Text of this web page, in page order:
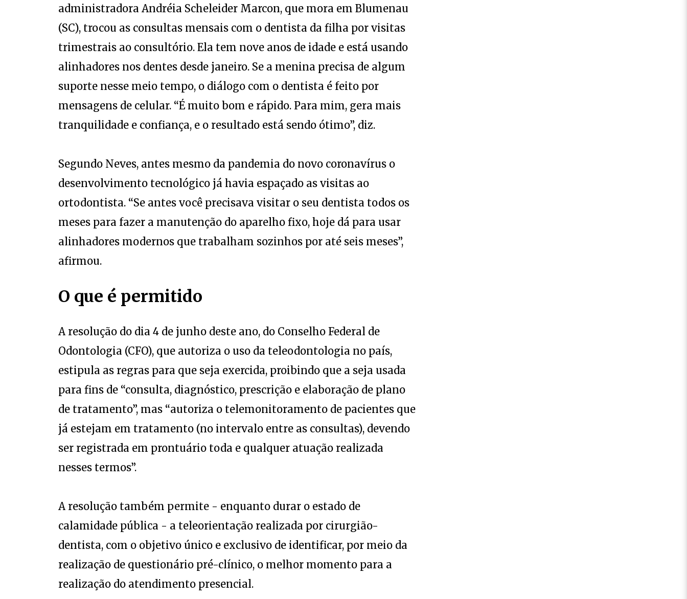
administradora Andréia Scheleider Marcon, que mora em Blumenau
(SC), trocou as consultas mensais com o dentista da filha por visitas
trimestrais ao consultório. Ela tem nove anos de idade e está usando
alinhadores nos dentes desde janeiro. Se a menina precisa de algum
suporte nesse meio tempo, o diálogo com o dentista é feito por
mensagens de celular. “É muito bom e rápido. Para mim, gera mais
tranquilidade e confiança, e o resultado está sendo ótimo”, diz.
Segundo Neves, antes mesmo da pandemia do novo coronavírus o
desenvolvimento tecnológico já havia espaçado as visitas ao
ortodontista. “Se antes você precisava visitar o seu dentista todos os
meses para fazer a manutenção do aparelho fixo, hoje dá para usar
alinhadores modernos que trabalham sozinhos por até seis meses”,
afirmou.
O que é permitido
A resolução do dia 4 de junho deste ano, do Conselho Federal de
Odontologia (CFO), que autoriza o uso da teleodontologia no país,
estipula as regras para que seja exercida, proibindo que a seja usada
para fins de “consulta, diagnóstico, prescrição e elaboração de plano
de tratamento”, mas “autoriza o telemonitoramento de pacientes que
já estejam em tratamento (no intervalo entre as consultas), devendo
ser registrada em prontuário toda e qualquer atuação realizada
nesses termos”.
A resolução também permite - enquanto durar o estado de
calamidade pública - a teleorientação realizada por cirurgião-
dentista, com o objetivo único e exclusivo de identificar, por meio da
realização de questionário pré-clínico, o melhor momento para a
realização do atendimento presencial.